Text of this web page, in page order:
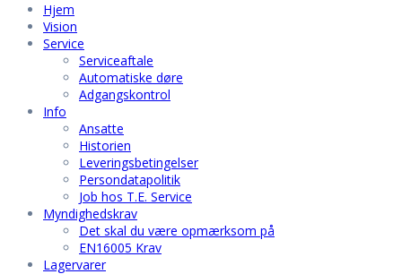
Hjem
Vision
Service
Serviceaftale
Automatiske døre
Adgangskontrol
Info
Ansatte
Historien
Leveringsbetingelser
Persondatapolitik
Job hos T.E. Service
Myndighedskrav
Det skal du være opmærksom på
EN16005 Krav
Lagervarer